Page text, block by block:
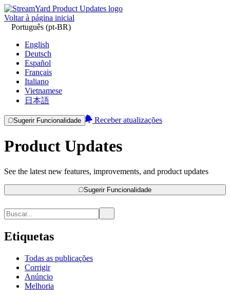
Voltar à página inicial
Português (pt-BR)
English
Deutsch
Español
Français
Italiano
Vietnamese
日本語
Sugerir Funcionalidade Receber atualizações
Product Updates
See the latest new features, improvements, and product updates
Sugerir Funcionalidade
Etiquetas
Todas as publicações
Corrigir
Anúncio
Melhoria